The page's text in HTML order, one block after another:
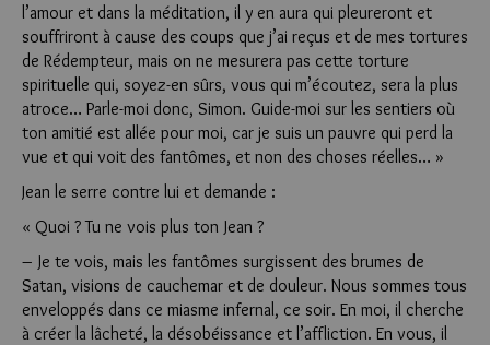
l’amour et dans la méditation, il y en aura qui pleureront et
souffriront à cause des coups que j’ai reçus et de mes tortures
de Rédempteur, mais on ne mesurera pas cette torture
spirituelle qui, soyez-en sûrs, vous qui m’écoutez, sera la plus
atroce… Parle-moi donc, Simon. Guide-moi sur les sentiers où
ton amitié est allée pour moi, car je suis un pauvre qui perd la
vue et qui voit des fantômes, et non des choses réelles… »
Jean le serre contre lui et demande :
« Quoi ? Tu ne vois plus ton Jean ?
– Je te vois, mais les fantômes surgissent des brumes de
Satan, visions de cauchemar et de douleur. Nous sommes tous
enveloppés dans ce miasme infernal, ce soir. En moi, il cherche
à créer la lâcheté, la désobéissance et l’affliction. En vous, il